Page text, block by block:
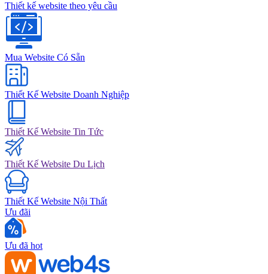
Thiết kế website theo yêu cầu
Mua Website Có Sẵn
Thiết Kế Website Doanh Nghiệp
Thiết Kế Website Tin Tức
Thiết Kế Website Du Lịch
Thiết Kế Website Nội Thất
Ưu đãi
Ưu đã hot